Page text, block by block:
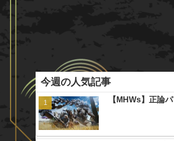
今週の人気記事
【MHWs】正論